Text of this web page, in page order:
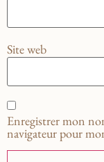
Site web
Enregistrer mon
navigateur pour